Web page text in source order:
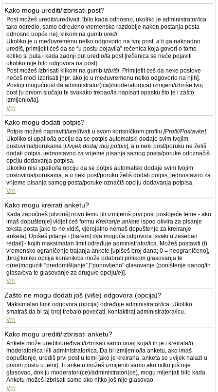
Kako mogu urediti/izbrisati post?
Post možeš urediti/uređivati, [bilo kada odnosno, ukoliko je administrator/ica
tako odredio, samo određeno vremensko razdoblje nakon postanja posta
odnosno uopće ne], klikom na gumb uredi.
Ukoliko je u međuvremenu netko odgovorio na tvoj post, a ti ga naknadno
urediš, primijetit ćeš da se “u postu pojavila” rečenica koja govori o tome
koliko si puta i kada zadnji put uredio/la post [rečenica se neće pojaviti
ukoliko nije bilo odgovora na post].
Post možeš izbrisati klikom na gumb izbriši. Primijetit ćeš da neke postove
nećeš moći izbrisati [npr. ako je u međuvremenu netko odgovorio na njih].
Postoji mogućnost da administrator(ica)/moderator(ica) izmijeni/izbriše tvoj
post [u prvom slučaju bi svakako trebao/la napisati opasku što je i zašto
izmijenio/la].
Vrh
Kako mogu dodati potpis?
Potpis možeš napraviti/uređivati u svom korisničkom profilu [Profil/Postavke].
Ukoliko si upalio/la opciju da se potpis automatski dodaje svim tvojim
postovima/porukama [Uvijek dodaj moj potpis], a u neki post/poruku ne želiš
dodati potpis, jednostavno za vrijeme pisanja samog posta/poruke odoznačiš
opciju dodavanja potpisa.
Ukoliko nisi upalio/la opciju da se potpis automatski dodaje svim tvojim
postovima/porukama, a u neki post/poruku želiš dodati potpis, jednostavno za
vrijeme pisanja samog posta/poruke označiš opciju dodavanja potpisa.
Vrh
Kako mogu kreirati anketu?
Kada započneš [otvoriš] novu temu [ili izmijeniš prvi post postojeće teme - ako
imaš dopuštenje] vidjet ćeš formu Kreiranje ankete ispod okvira za pisanje
teksta posta [ako to ne vidiš, vjerojatno nemaš dopuštenje za kreiranje
anketa]. Upišeš pitanje i [barem] dva moguća odgovora [svaki u zaseban
redak] - kojih maksimalan limit određuje administrator/ica. Možeš postaviti (i)
vremensko ograničenje trajanja ankete [upišeš broj dana; 0 = neograničeno],
[broj] koliko opcija korisnik/ca može odabrati prilikom glasovanja te
o(ne)mogućiti “predomišljanje” [“ponovljeno” glasovanje (poništenje danog/ih
glasa/ova te glasovanje za drugu/e opciju/e)].
Vrh
Zašto ne mogu dodati još (više) odgovora (opcija)?
Maksimalan limit odgovora (opcija) određuje administrator/ica. Ukoliko
smatraš da bi taj broj trebalo povećati, kontaktiraj administratora/icu.
Vrh
Kako mogu urediti/izbrisati anketu?
Ankete može urediti/uređivati/izbrisati samo ona/j koja/i ih je i kreirala/o,
moderator/ica i/ili administrator/ica. Da bi izmijenio/la anketu, ako imaš
dopuštenje, urediš prvi post u temi [ako je kreirana, anketa se uvijek nalazi u
prvom postu u temi]. Ti anketu možeš izmijeniti samo ako nitko još nije
glasovao, dok ju moderatori(ce)/administratori(ce), mogu mijenjati bilo kada.
Anketu možeš izbrisati samo ako nitko još nije glasovao.
Vrh